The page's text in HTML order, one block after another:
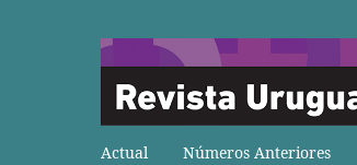
Actual Números Anteriores